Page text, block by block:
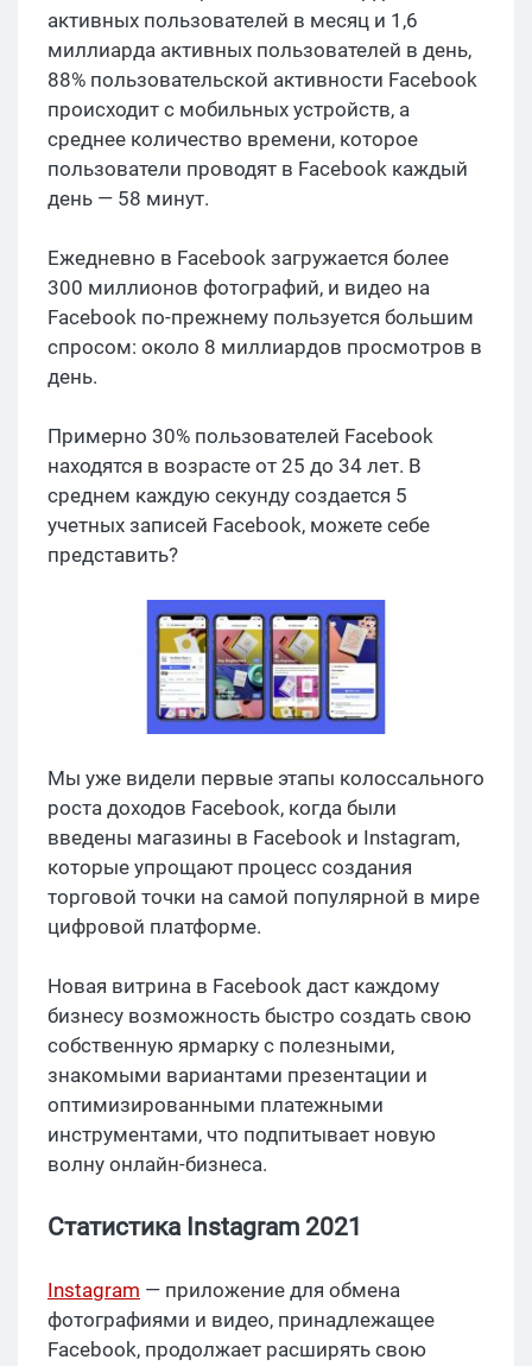
активных пользователей в месяц и 1,6
миллиарда активных пользователей в день,
88% пользовательской активности Facebook
происходит с мобильных устройств, а
среднее количество времени, которое
пользователи проводят в Facebook каждый
день — 58 минут.
Ежедневно в Facebook загружается более
300 миллионов фотографий, и видео на
Facebook по-прежнему пользуется большим
спросом: около 8 миллиардов просмотров в
день.
Примерно 30% пользователей Facebook
находятся в возрасте от 25 до 34 лет. В
среднем каждую секунду создается 5
учетных записей Facebook, можете себе
представить?
Мы уже видели первые этапы колоссального
роста доходов Facebook, когда были
введены магазины в Facebook и Instagram,
которые упрощают процесс создания
торговой точки на самой популярной в мире
цифровой платформе.
Новая витрина в Facebook даст каждому
бизнесу возможность быстро создать свою
собственную ярмарку с полезными,
знакомыми вариантами презентации и
оптимизированными платежными
инструментами, что подпитывает новую
волну онлайн-бизнеса.
Статистика Instagram 2021
Instagram — приложение для обмена
фотографиями и видео, принадлежащее
Facebook, продолжает расширять свою